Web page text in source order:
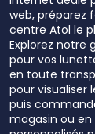
web, préparez
centre Atol le
Explorez notre
pour vos
en toute
pour visualiser
puis
magasin ou